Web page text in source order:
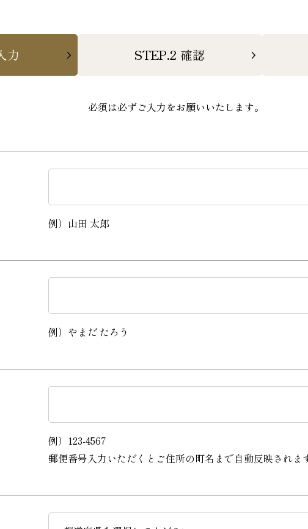
力 STEP.2 確認
必須は必ずご入力をお願いいたします。
例）山田 太郎
例）やまだ たろう
例）123-4567
郵便番号入力いただくとご住所の町名まで自動反映されま